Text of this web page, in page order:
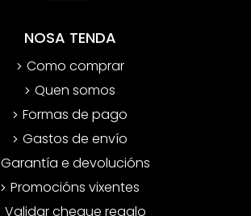
NOSA TENDA
Como comprar
Quen somos
Formas de pago
Gastos de envío
Garantía e devolucións
Promocións vixentes
Validar cheque regalo